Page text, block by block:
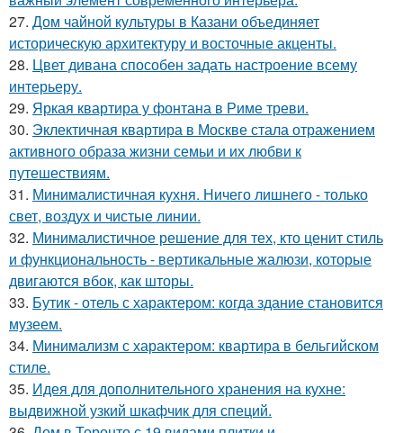
27. Дом чайной культуры в Казани объединяет
историческую архитектуру и восточные акценты.
28. Цвет дивана способен задать настроение всему
интерьеру.
29. Яркая квартира у фонтана в Риме треви.
30. Эклектичная квартира в Москве стала отражением
активного образа жизни семьи и их любви к
путешествиям.
31. Минималистичная кухня. Ничего лишнего - только
свет, воздух и чистые линии.
32. Минималистичное решение для тех, кто ценит стиль
и функциональность - вертикальные жалюзи, которые
двигаются вбок, как шторы.
33. Бутик - отель с характером: когда здание становится
музеем.
34. Минимализм с характером: квартира в бельгийском
стиле.
35. Идея для дополнительного хранения на кухне:
выдвижной узкий шкафчик для специй.